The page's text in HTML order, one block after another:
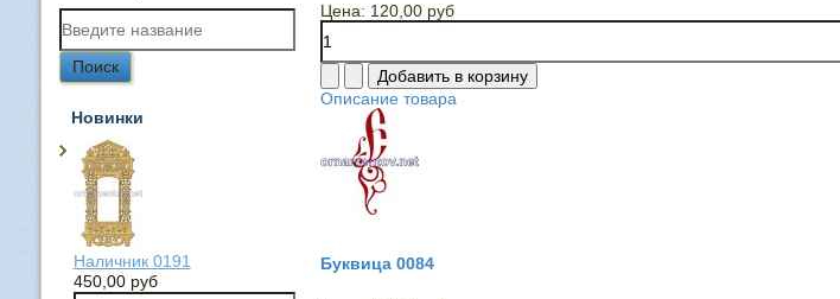
Новинки
Наличник 0191
450,00 руб
Цена: 120,00 руб
Описание товара
Буквица 0084